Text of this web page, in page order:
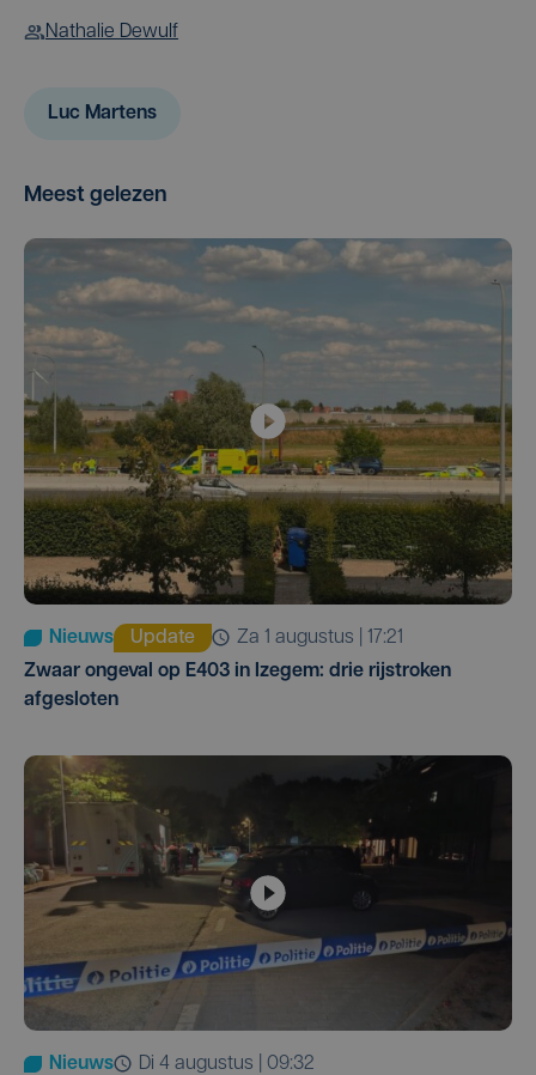
Nathalie Dewulf
Luc Martens
Meest gelezen
Nieuws Update
za 1 augustus | 17:21
Zwaar ongeval op E403 in Izegem: drie rijstroken
afgesloten
Nieuws
di 4 augustus | 09:32